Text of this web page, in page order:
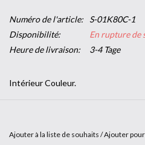
Numéro de l'article:
S-01K80C-1
Disponibilité:
En rupture de
Heure de livraison:
3-4 Tage
Intérieur Couleur.
apporte un habillage exclusif des
Ajouter à la liste de souhaits /Ajouter